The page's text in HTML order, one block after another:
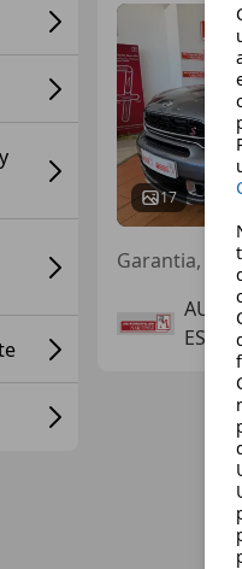
17
Garantia,
ES-